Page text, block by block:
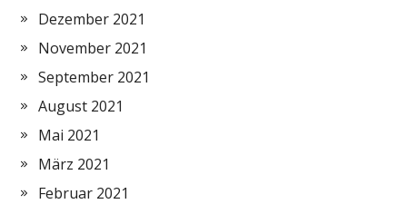
Dezember 2021
November 2021
September 2021
August 2021
Mai 2021
März 2021
Februar 2021